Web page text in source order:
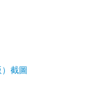
截圖